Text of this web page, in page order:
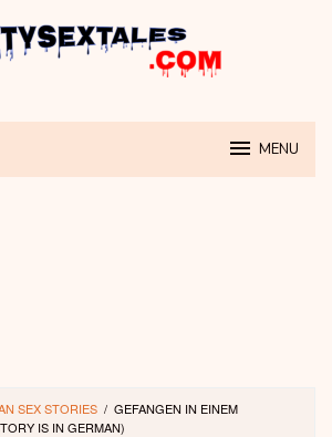
MENU
SEX STORIES / GEFANGEN IN EINEM
IS IN GERMAN)